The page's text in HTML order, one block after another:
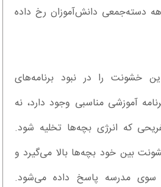
دسته‌جمعی دانش‌آموزان رخ داده
خشونت را در نبود برنامه‌های
آموزشی مناسبی وجود دارد، نه
که انرژی بچه‌ها تخلیه شود.
بین خود بچه‌ها بالا می‌گیرد و
مدرسه پاسخ داده می‌شود.